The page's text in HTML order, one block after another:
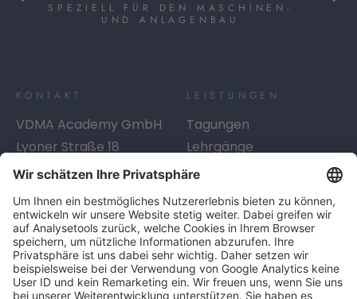
SPEZIELL FÜR DEN MASCHINEN-
UND ANLAGENBAU
KONTAKT
VDMA Academy GmbH
Lyoner Straße 18
60528Frankfurt am Main
E-Mail:academy@vdma.eu
LEISTUNGEN
Tagungen
Lehrgänge
Seminare
Beratung
SERVICE
Info-Service
Kontakt
LINKS
AGB
AGB Inhouse